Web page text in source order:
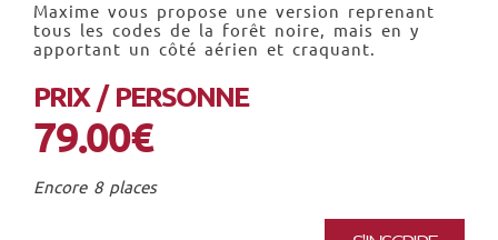
Maxime vous propose une version reprenant
tous les codes de la forêt noire, mais en y
apportant un côté aérien et craquant.
PRIX / PERSONNE
79.00€
Encore 8 places